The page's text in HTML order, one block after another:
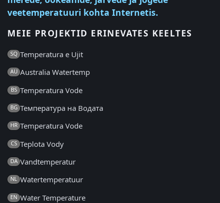
veetemperatuuri kohta Internetis.
MEIE PROJEKTID ERINEVATES KEELTES
SQ Temperatura e Ujit
AU Australia Watertemp
BS Temperatura Vode
BG Температура на Водата
HR Temperatura Vode
CS Teplota Vody
DA Vandtemperatur
NL Watertemperatuur
EN Water Temperature